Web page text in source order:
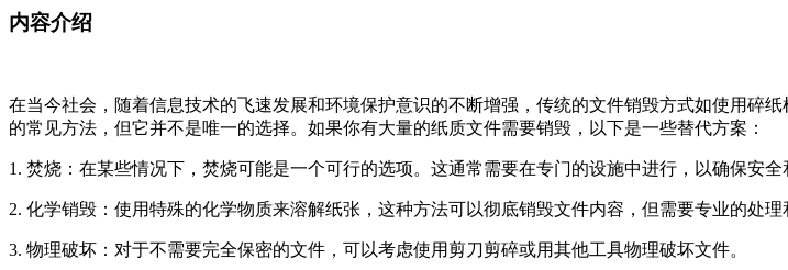
内容介绍
在当今社会，随着信息技术的飞速发展和环境保护意识的不断增强，传统的文件销毁方式如使用碎
的常见方法，但它并不是唯一的选择。如果你有大量的纸质文件需要销毁，以下是一些替代方案：
1. 焚烧：在某些情况下，焚烧可能是一个可行的选项。这通常需要在专门的设施中进行，以确保安全
2. 化学销毁：使用特殊的化学物质来溶解纸张，这种方法可以彻底销毁文件内容，但需要专业的处理
3. 物理破坏：对于不需要完全保密的文件，可以考虑使用剪刀剪碎或用其他工具物理破坏文件。